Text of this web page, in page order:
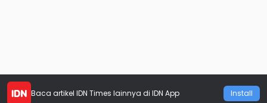
Baca artikel IDN Times lainnya di IDN App Install